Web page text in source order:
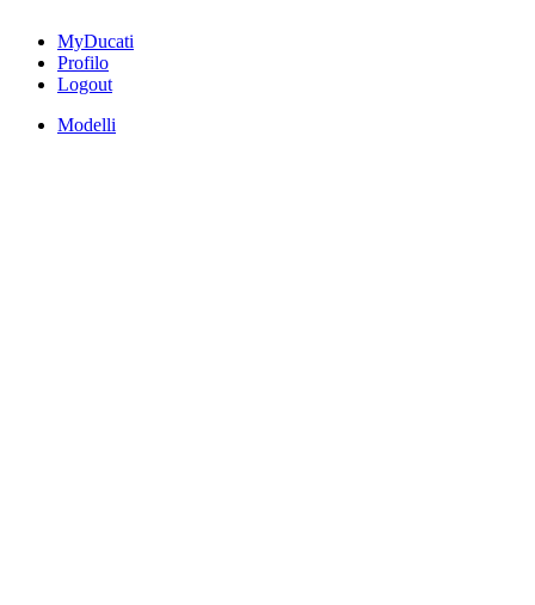
MyDucati
Profilo
Logout
Modelli